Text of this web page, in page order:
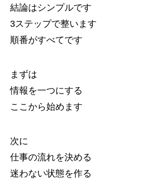
結論はシンプルです
3ステップで整います
順番がすべてです
まずは
情報を一つにする
ここから始めます
次に
仕事の流れを決める
迷わない状態を作る